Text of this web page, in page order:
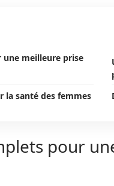
une meilleure prise
la santé des femmes
pour